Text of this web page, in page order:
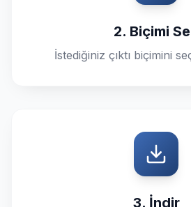
2. Biçimi
İstediğiniz çıktı biçimini
3. İndir